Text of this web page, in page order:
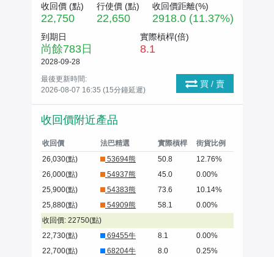
收回價 (點)
22,750
行使價 (點)
22,650
收回價距離(%)
2918.0 (11.37%)
到期日
尚餘783日
2028-09-28
實際槓桿(倍)
8.1
最後更新時間:
2026-08-07 16:35 (15分鐘延遲)
買 / 賣
收回價附近產品
收回價 法巴精選 實際槓桿
街貨比例
26,030(點)
53694熊 50.8
12.76%
26,000(點)
54937熊 45.0
0.00%
25,900(點)
54383熊 73.6
10.14%
25,880(點)
54909熊 58.1
0.00%
收回價: 22750(點)
22,730(點)
69455牛 8.1
0.00%
22,700(點)
68204牛 8.0
0.25%